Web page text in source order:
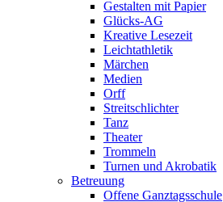
Gestalten mit Papier
Glücks-AG
Kreative Lesezeit
Leichtathletik
Märchen
Medien
Orff
Streitschlichter
Tanz
Theater
Trommeln
Turnen und Akrobatik
Betreuung
Offene Ganztagsschule